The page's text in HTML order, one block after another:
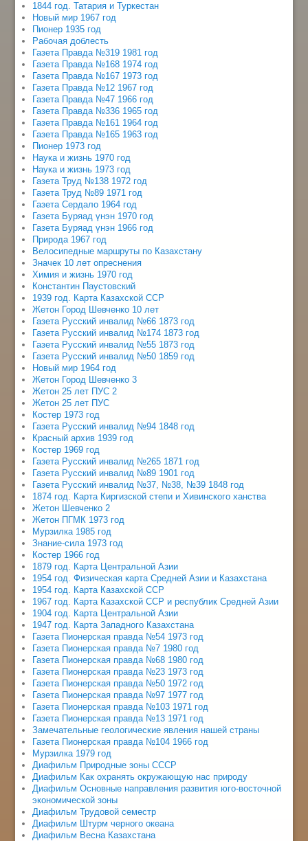
1844 год. Татария и Туркестан
Новый мир 1967 год
Пионер 1935 год
Рабочая доблесть
Газета Правда №319 1981 год
Газета Правда №168 1974 год
Газета Правда №167 1973 год
Газета Правда №12 1967 год
Газета Правда №47 1966 год
Газета Правда №336 1965 год
Газета Правда №161 1964 год
Газета Правда №165 1963 год
Пионер 1973 год
Наука и жизнь 1970 год
Наука и жизнь 1973 год
Газета Труд №138 1972 год
Газета Труд №89 1971 год
Газета Сердало 1964 год
Газета Буряад үнэн 1970 год
Газета Буряад үнэн 1966 год
Природа 1967 год
Велосипедные маршруты по Казахстану
Значек 10 лет опреснения
Химия и жизнь 1970 год
Константин Паустовский
1939 год. Карта Казахской ССР
Жетон Город Шевченко 10 лет
Газета Русский инвалид №66 1873 год
Газета Русский инвалид №174 1873 год
Газета Русский инвалид №55 1873 год
Газета Русский инвалид №50 1859 год
Новый мир 1964 год
Жетон Город Шевченко 3
Жетон 25 лет ПУС 2
Жетон 25 лет ПУС
Костер 1973 год
Газета Русский инвалид №94 1848 год
Красный архив 1939 год
Костер 1969 год
Газета Русский инвалид №265 1871 год
Газета Русский инвалид №89 1901 год
Газета Русский инвалид №37, №38, №39 1848 год
1874 год. Карта Киргизской степи и Хивинского ханства
Жетон Шевченко 2
Жетон ПГМК 1973 год
Мурзилка 1985 год
Знание-сила 1973 год
Костер 1966 год
1879 год. Карта Центральной Азии
1954 год. Физическая карта Средней Азии и Казахстана
1954 год. Карта Казахской ССР
1967 год. Карта Казахской ССР и республик Средней Азии
1904 год. Карта Центральной Азии
1947 год. Карта Западного Казахстана
Газета Пионерская правда №54 1973 год
Газета Пионерская правда №7 1980 год
Газета Пионерская правда №68 1980 год
Газета Пионерская правда №23 1973 год
Газета Пионерская правда №50 1972 год
Газета Пионерская правда №97 1977 год
Газета Пионерская правда №103 1971 год
Газета Пионерская правда №13 1971 год
Замечательные геологические явления нашей страны
Газета Пионерская правда №104 1966 год
Мурзилка 1979 год
Диафильм Природные зоны СССР
Диафильм Как охранять окружающую нас природу
Диафильм Основные направления развития юго-восточной
экономической зоны
Диафильм Трудовой семестр
Диафильм Штурм черного океана
Диафильм Весна Казахстана